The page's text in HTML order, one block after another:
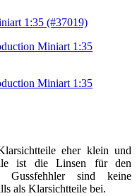
eher klein und
ist die Linsen für den
Gussfehhler sind keine
als Klarsichtteile bei.